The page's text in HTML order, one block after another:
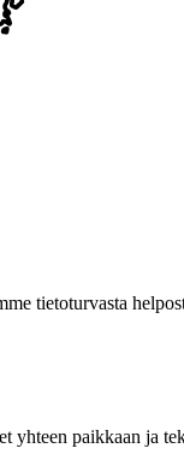
tietoturvasta
paikkaan ja